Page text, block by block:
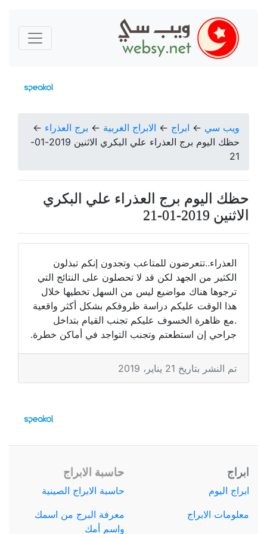
ويب سي ← ابراج ← الابراج الغربية ← برج العذراء ←
حظك اليوم برج العذراء علي البكري الاثنين 2019-01-
21
حظك اليوم برج العذراء علي البكري
الاثنين 2019-01-21
العذراء..تتعرضون للمتاعب وتجدون إنكم تبذلون
الكثير من الجهد لكن قد لا تحصلون على النتائج التي
ترجوها هناك مواضيع ليس من السهل تخطيها خلال
هذا الوقت عليكم دراسة ظروفكم بشكل أكثر واقعية
.مع ظاهرة الخسوف عليكم تجنب القيام بتداخل
جراحي إن استطعتم وتجنب التواجد في أماكن خطرة.
تم النشر بتاريخ 21 يناير، 2019
ابراج
ابراج اليوم
معلومات الابراج
حاسبة الابراج
حاسبة الابراج الصينية
معرفة البرج من اسمك
واسم أمك